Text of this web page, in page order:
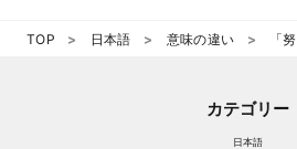
TOP 日本語 意味の違い 「
カテゴリー
日本語